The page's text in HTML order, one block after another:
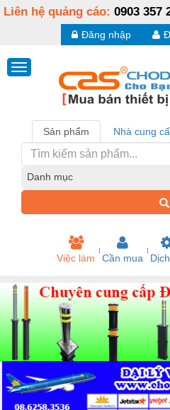
Liên hệ quảng cáo: 0903 357
Đăng nhập
Sản phẩm Nhà cung
Danh mục
Việc làm Cần mua